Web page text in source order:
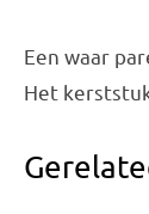
Een waar
Het kerststuk